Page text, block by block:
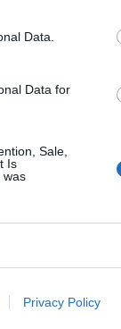
Data.
Data for
Sale,
Is
was
Privacy Policy